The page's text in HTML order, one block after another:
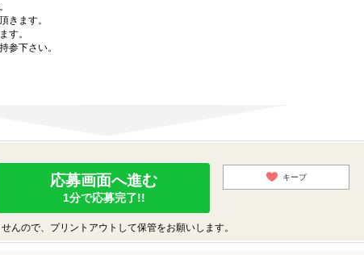
きます。
す。
参下さい。
応募画面へ進む
1分で応募完了!!
キープ
んので、プリントアウトして保管をお願いします。